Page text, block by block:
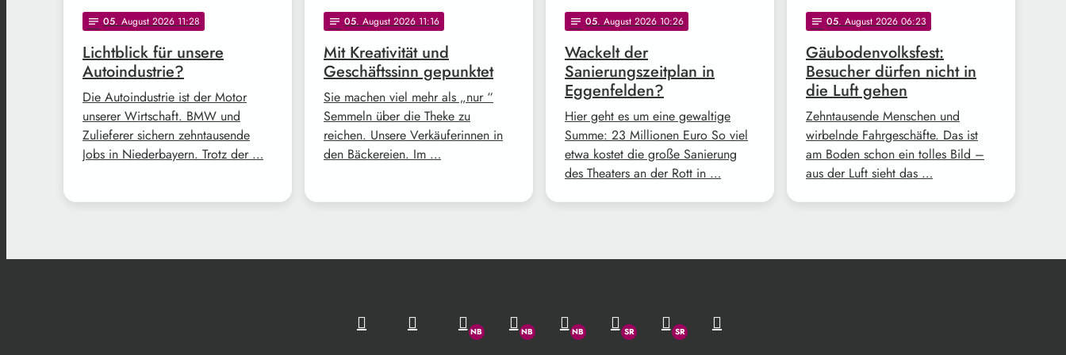
notes 05. August 2026 11:28
Lichtblick für unsere
Autoindustrie?
Die Autoindustrie ist der Motor
unserer Wirtschaft. BMW und
Zulieferer sichern zehntausende
Jobs in Niederbayern. Trotz der …
notes 05. August 2026 11:16
Mit Kreativität und
Geschäftssinn gepunktet
Sie machen viel mehr als „nur “
Semmeln über die Theke zu
reichen. Unsere Verkäuferinnen in
den Bäckereien. Im …
notes 05. August 2026 10:26
Wackelt der
Sanierungszeitplan in
Eggenfelden?
Hier geht es um eine gewaltige
Summe: 23 Millionen Euro So viel
etwa kostet die große Sanierung
des Theaters an der Rott in …
notes 05. August 2026 06:23
Gäubodenvolksfest:
Besucher dürfen nicht in
die Luft gehen
Zehntausende Menschen und
wirbelnde Fahrgeschäfte. Das ist
am Boden schon ein tolles Bild –
aus der Luft sieht das …